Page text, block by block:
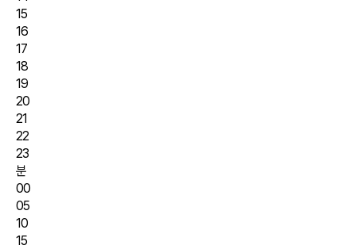
15
16
17
18
19
20
21
22
23
분
00
05
10
15